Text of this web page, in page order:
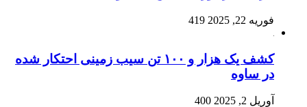
فوریه 22, 2025 419
کشف یک هزار و ۱۰۰ تن سیب زمینی احتکار شده
در ساوه
آوریل 2, 2025 400